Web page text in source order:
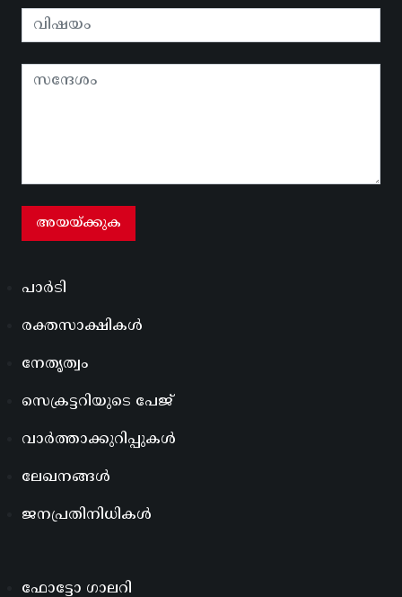
പാർടി
രക്തസാക്ഷികൾ
നേതൃത്വം
സെക്രട്ടറിയുടെ പേജ്
വാർത്താക്കുറിപ്പുകൾ
ലേഖനങ്ങൾ
ജനപ്രതിനിധികൾ
ഫോട്ടോ ഗാലറി